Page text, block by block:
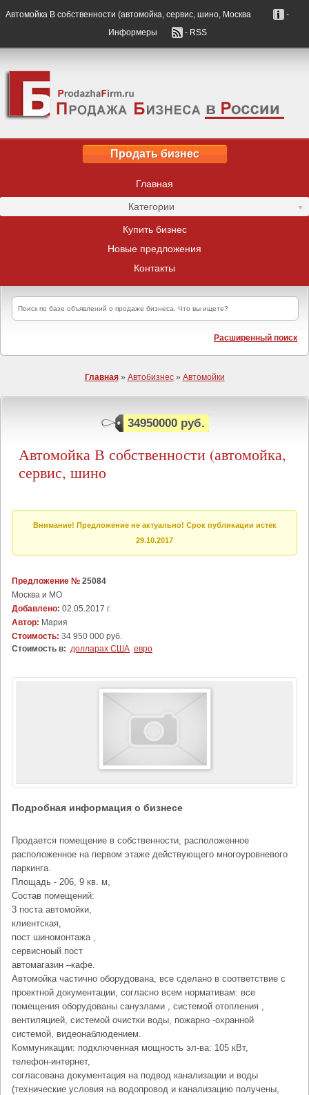
Автомойка В собственности (автомойка, сервис, шино, Москва
-
Информеры
- RSS
Продать бизнес
Главная
Категории
Купить бизнес
Новые предложения
Контакты
Расширенный поиск
Главная» Автобизнес» Автомойки
34950000 руб.
Автомойка В собственности (автомойка,
сервис, шино
Внимание! Предложение не актуально! Срок публикации истек
29.10.2017
Предложение № 25084
Москва и МО
Добавлено: 02.05.2017 г.
Автор: Мария
Стоимость: 34 950 000 руб.
Стоимость в: долларах США евро
Подробная информация о бизнесе
Продается помещение в собственности, расположенное
расположенное на первом этаже действующего многоуровневого
паркинга.
Площадь - 206, 9 кв. м,
Состав помещений:
3 поста автомойки,
клиентская,
пост шиномонтажа ,
сервисноый пост
автомагазин –кафе.
Автомойка частично оборудована, все сделано в соответствие с
проектной документации, согласно всем нормативам: все
помещения оборудованы санузлами , системой отопления ,
вентиляцией, системой очистки воды, пожарно -охранной
системой, видеонаблюдением.
Коммуникации: подключенная мощность эл-ва: 105 кВт,
телефон-интернет,
согласована документация на подвод канализации и воды
(технические условия на водопровод и канализацию получены,